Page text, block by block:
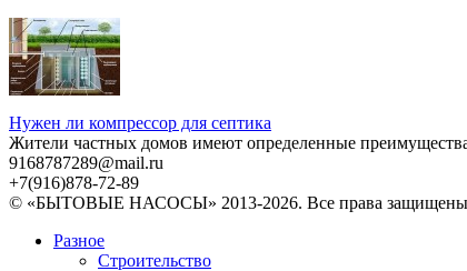
Нужен ли компрессор для септика
Жители частных домов имеют определенные
9168787289@mail.ru
+7(916)878-72-89
© «БЫТОВЫЕ НАСОСЫ» 2013-2026. Все права
Разное
Строительство